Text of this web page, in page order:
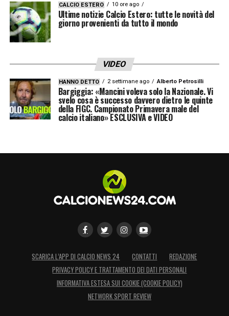
CALCIO ESTERO 10 ore ago
Ultime notizie Calcio Estero: tutte le novità del
giorno provenienti da tutto il mondo
VIDEO
HANNO DETTO 2 settimane ago Alberto Petrosilli
Bargiggia: «Mancini voleva solo la Nazionale. Vi
svelo cosa è successo davvero dietro le quinte
della FIGC. Campionato Primavera male del
calcio italiano» ESCLUSIVA e VIDEO
SCARICA L’APP DI CALCIO NEWS 24 CONTATTI
REDAZIONE
PRIVACY POLICY E TRATTAMENTO DEI DATI PERSONALI
INFORMATIVA ESTESA SUI COOKIE (COOKIE POLICY)
NETWORK SPORT REVIEW